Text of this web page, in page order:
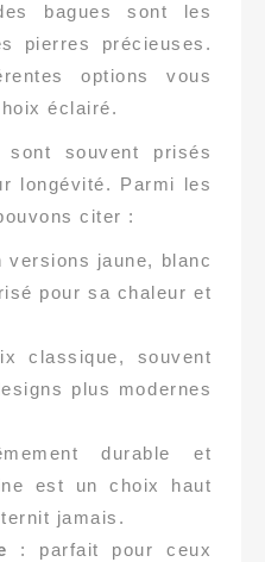
bagues sont les
pierres précieuses.
options vous
éclairé.
sont souvent prisés
longévité. Parmi les
citer :
versions jaune, blanc
pour sa chaleur et
classique, souvent
plus modernes
durable et
est un choix haut
jamais.
: parfait pour ceux